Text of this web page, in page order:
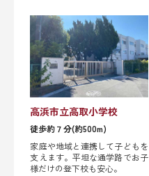
高浜市立高取小学校
徒歩約７分(約500m)
家庭や地域と連携して子どもを
支えます。平坦な通学路でお子
様だけの登下校も安心。